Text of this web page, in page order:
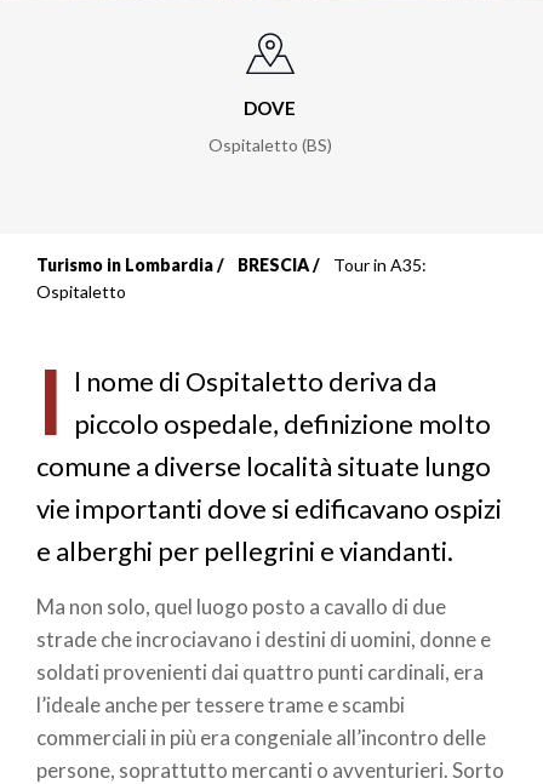
DOVE
Ospitaletto (BS)
Briciole
pane
Turismo in Lombardia BRESCIA
Tour in A35:
Ospitaletto
I l nome di Ospitaletto deriva da
piccolo ospedale, definizione molto
comune a diverse località situate lungo
vie importanti dove si edificavano ospizi
e alberghi per pellegrini e viandanti.
Ma non solo, quel luogo posto a cavallo di due
strade che incrociavano i destini di uomini, donne e
soldati provenienti dai quattro punti cardinali, era
l’ideale anche per tessere trame e scambi
commerciali in più era congeniale all’incontro delle
persone, soprattutto mercanti o avventurieri. Sorto